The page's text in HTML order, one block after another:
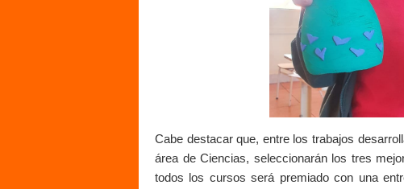
Cabe destacar que, entre los trabajos
área de Ciencias, seleccionarán los tres
todos los cursos será premiado con una